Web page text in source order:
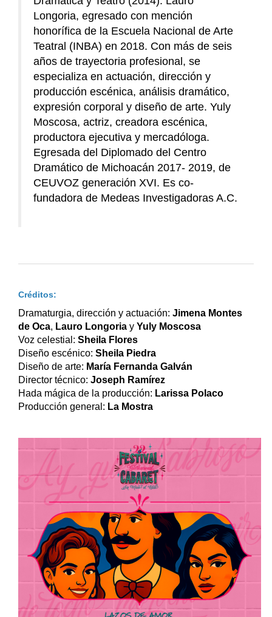
Longoria, egresado con mención
honorífica de la Escuela Nacional de Arte
Teatral (INBA) en 2018. Con más de seis
años de trayectoria profesional, se
especializa en actuación, dirección y
producción escénica, análisis dramático,
expresión corporal y diseño de arte. Yuly
Moscosa, actriz, creadora escénica,
productora ejecutiva y mercadóloga.
Egresada del Diplomado del Centro
Dramático de Michoacán 2017- 2019, de
CEUVOZ generación XVI. Es co-
fundadora de Medeas Investigadoras A.C.
Créditos:
Dramaturgia, dirección y actuación: Jimena Montes
de Oca, Lauro Longoria y Yuly Moscosa
Voz celestial: Sheila Flores
Diseño escénico: Sheila Piedra
Diseño de arte: María Fernanda Galván
Director técnico: Joseph Ramírez
Hada mágica de la producción: Larissa Polaco
Producción general: La Mostra